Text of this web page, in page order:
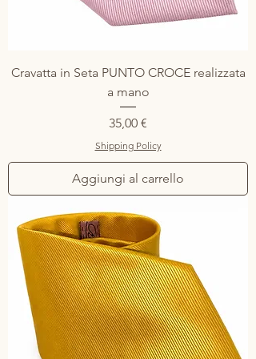
Cravatta in Seta PUNTO CROCE realizzata
a mano
Prezzo
35,00 €
Shipping Policy
Aggiungi al carrello